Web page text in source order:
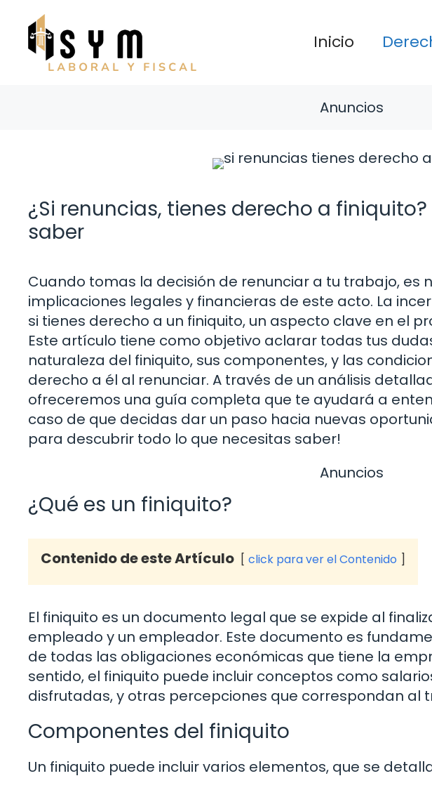
contenido
Inicio
Anuncios
¿Si renuncias, tienes derecho a
saber
Cuando tomas la decisión de renunciar a tu trabajo, es
implicaciones legales y financieras de este acto. La
si tienes derecho a un finiquito, un aspecto clave en el
Este artículo tiene como objetivo aclarar todas tus
naturaleza del finiquito, sus componentes, y las
derecho a él al renunciar. A través de un análisis
ofreceremos una guía completa que te ayudará a
caso de que decidas dar un paso hacia nuevas
para descubrir todo lo que necesitas saber!
Anuncios
¿Qué es un finiquito?
Contenido de este Artículo click para ver el Contenido
El finiquito es un documento legal que se expide al
empleado y un empleador. Este documento es
de todas las obligaciones económicas que tiene la
sentido, el finiquito puede incluir conceptos como
disfrutadas, y otras percepciones que correspondan al
Componentes del finiquito
Un finiquito puede incluir varios elementos, que se